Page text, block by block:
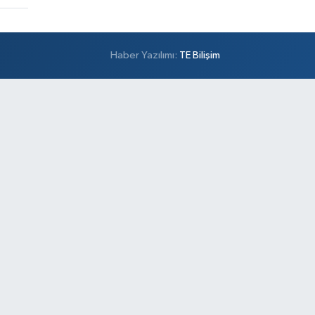
Haber Yazılımı: TE Bilişim